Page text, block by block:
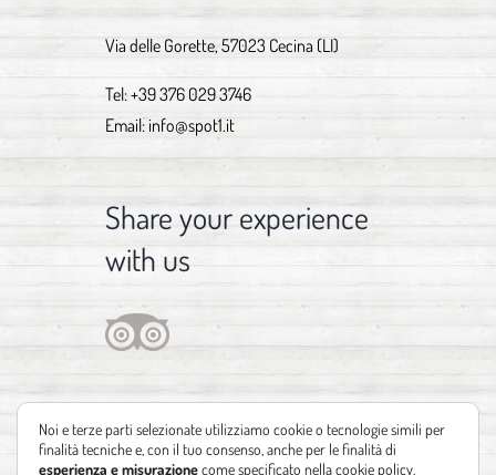
Via delle Gorette, 57023 Cecina (LI)
Tel:+39 376 029 3746
Email: info@spot1.it
Share your experience
with us
Noi e terze parti selezionate utilizziamo cookie o tecnologie simili per
finalità tecniche e, con il tuo consenso, anche per le finalità di
esperienza e misurazionecome specificato nellacookie policy